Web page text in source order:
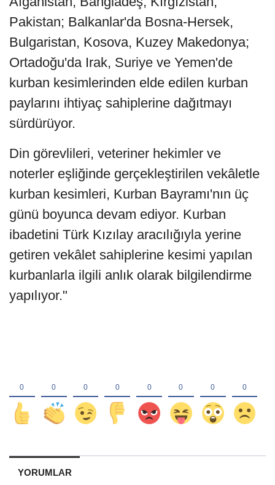
Pakistan; Balkanlar'da Bosna-Hersek,
Bulgaristan, Kosova, Kuzey Makedonya;
Ortadoğu'da Irak, Suriye ve Yemen'de
kurban kesimlerinden elde edilen kurban
paylarını ihtiyaç sahiplerine dağıtmayı
sürdürüyor.
Din görevlileri, veteriner hekimler ve
noterler eşliğinde gerçekleştirilen vekâletle
kurban kesimleri, Kurban Bayramı'nın üç
günü boyunca devam ediyor. Kurban
ibadetini Türk Kızılay aracılığıyla yerine
getiren vekâlet sahiplerine kesimi yapılan
kurbanlarla ilgili anlık olarak bilgilendirme
yapılıyor."
YORUMLAR